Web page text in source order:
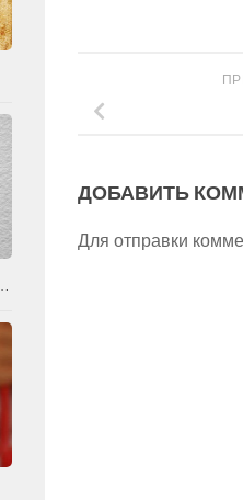
ДОБАВИТЬ
Для отправки